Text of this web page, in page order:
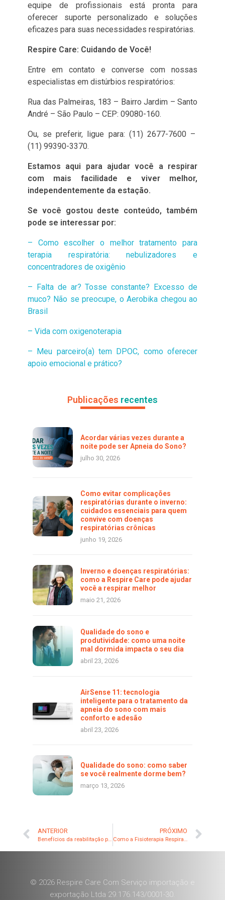
equipe de profissionais está pronta para
oferecer suporte personalizado e soluções
eficazes para suas necessidades respiratórias.
Respire Care: Cuidando de Você!
Entre em contato e converse com nossas
especialistas em distúrbios respiratórios:
Rua das Palmeiras, 183 – Bairro Jardim – Santo
André – São Paulo – CEP: 09080-160.
Ou, se preferir, ligue para: (11) 2677-7600 –
(11) 99390-3370.
Estamos aqui para ajudar você a respirar
com mais facilidade e viver melhor,
independentemente da estação.
Se você gostou deste conteúdo, também
pode se interessar por:
– Como escolher o melhor tratamento para
terapia respiratória: nebulizadores e
concentradores de oxigênio
– Falta de ar? Tosse constante? Excesso de
muco? Não se preocupe, o Aerobika chegou ao
Brasil
– Vida com oxigenoterapia
– Meu parceiro(a) tem DPOC, como oferecer
apoio emocional e prático?
Publicações recentes
Acordar várias vezes durante a
noite pode ser Apneia do Sono?
julho 30, 2026
Como evitar complicações
respiratórias durante o inverno:
cuidados essenciais para quem
convive com doenças
respiratórias crônicas
junho 19, 2026
Inverno e doenças respiratórias:
como a Respire Care pode ajudar
você a respirar melhor
maio 21, 2026
Qualidade do sono e
produtividade: como uma noite
mal dormida impacta o seu dia
abril 23, 2026
AirSense 11: tecnologia
inteligente para o tratamento da
apneia do sono com mais
conforto e adesão
abril 23, 2026
Qualidade do sono: como saber
se você realmente dorme bem?
março 13, 2026
ANTERIOR
Benefícios da reabilitação pulmonar no tratamento da apneia obstrutiva do sono.
PRÓXIMO
Como a Fisioterapia Respiratória associada ao Dispositivo Aerobika pode melhorar a qualidade de vida de pacientes com DPOC, Bronquiectasia, Fibrose Cística e Pneumonia
© 2026 Respire Care Com Serviço importação e
exportação Ltda 29.176.143/0001-30.